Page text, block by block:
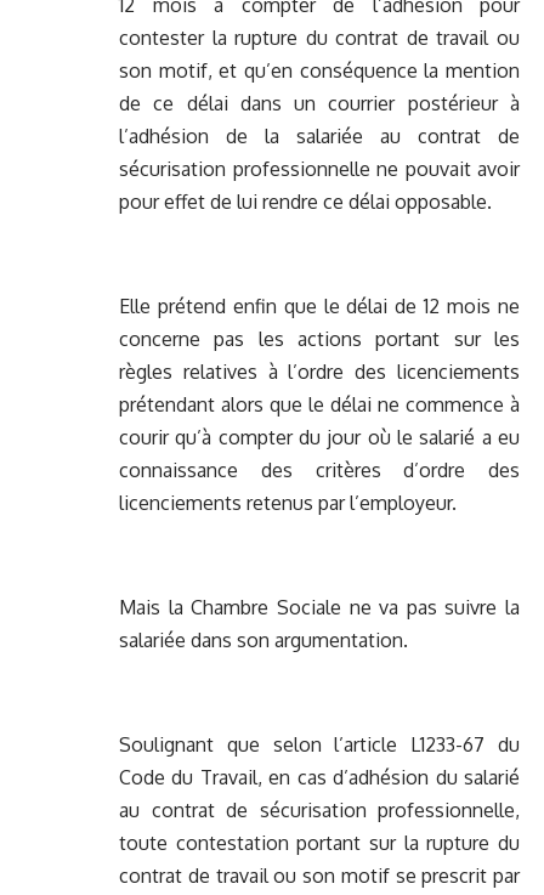
12 mois à compter de l’adhésion pour
contester la rupture du contrat de travail ou
son motif, et qu’en conséquence la mention
de ce délai dans un courrier postérieur à
l’adhésion de la salariée au contrat de
sécurisation professionnelle ne pouvait avoir
pour effet de lui rendre ce délai opposable.
Elle prétend enfin que le délai de 12 mois ne
concerne pas les actions portant sur les
règles relatives à l’ordre des licenciements
prétendant alors que le délai ne commence à
courir qu’à compter du jour où le salarié a eu
connaissance des critères d’ordre des
licenciements retenus par l’employeur.
Mais la Chambre Sociale ne va pas suivre la
salariée dans son argumentation.
Soulignant que selon l’article L1233-67 du
Code du Travail, en cas d’adhésion du salarié
au contrat de sécurisation professionnelle,
toute contestation portant sur la rupture du
contrat de travail ou son motif se prescrit par